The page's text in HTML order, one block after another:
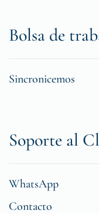
Bolsa de
Sincronicemos
Soporte al
WhatsApp
Contacto